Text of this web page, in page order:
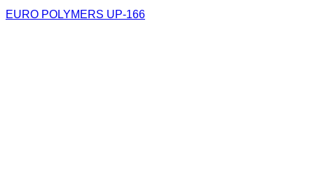
EURO POLYMERS UP-166